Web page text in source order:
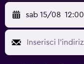
sab 15/08 12:00